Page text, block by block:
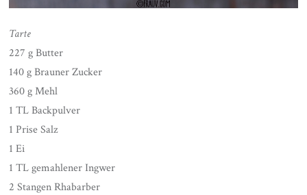
Tarte
227 g Butter
140 g Brauner Zucker
360 g Mehl
1 TL Backpulver
1 Prise Salz
1 Ei
1 TL gemahlener Ingwer
2 Stangen Rhabarber